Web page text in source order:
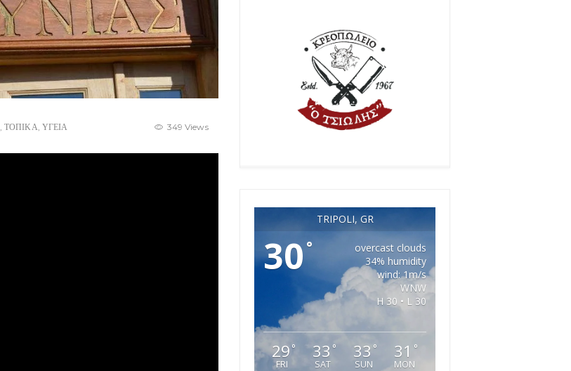
,ΤΟΠΙΚΑ, ΥΓΕΙΑ 349 Views
TRIPOLI, GR
30°
overcast clouds
34% humidity
wind: 1m/s
WNW
H 30 • L 30
29°
FRI
33 °
SAT
33 °
SUN
31 °
MON